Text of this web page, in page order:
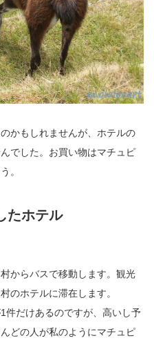
かもしれませんが、ホテルの
でした。お買い物はマチュピ
。
たホテル
からバスで移動します。観光
のホテルに滞在します。
件だけあるのですが、高いし予
どの人が私のようにマチュピ